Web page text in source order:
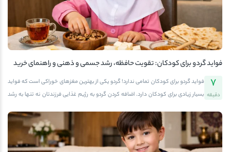
این بیماری هستید و قصد دارید بدانید این تنقلات خوشمزه برایتان مناسب است یا نه، تا
پایان این مطلب همراه ما باشید.میوه خشک برای دیابت؛ بررسی […]
فواید گردو برای کودکان: تقویت حافظه، رشد جسمی و ذهنی و راهنمای خرید
7
دقیقه
فواید گردو برای کودکان تمامی ندارد! گردو یکی از بهترین مغزهای خوراکی است که فواید
بسیار زیادی برای کودکان دارد. اضافه کردن گردو به رژیم غذایی فرزندتان نه تنها به رشد
کند. اگر به دنبال خرید گردوی تازه و باکیفیت هستید، فروشگاه آجیل و خشکبار آفتابگرم
مجموعه ای از بهترین گردوهای ایرانی و خارجی را ارائه می دهد که برای کودکان مناسب
هستند.معرفی گردو و تاریخچه مصرف آن در ایران و جهانگردو، یکی از قدیمی ترین